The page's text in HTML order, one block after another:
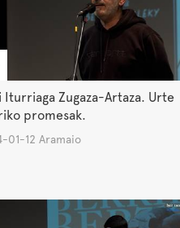
Iturriaga Zugaza-Artaza. Urte
promesak.
01-12 Aramaio